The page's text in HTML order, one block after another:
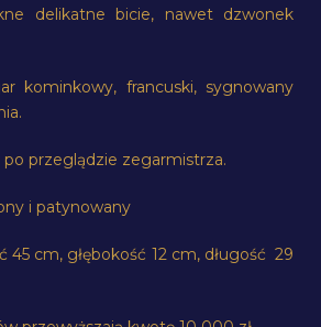
delikatne bicie, nawet dzwonek
kominkowy, francuski, sygnowany
przeglądzie zegarmistrza.
i patynowany
45 cm, głębokość 12 cm, długość 29